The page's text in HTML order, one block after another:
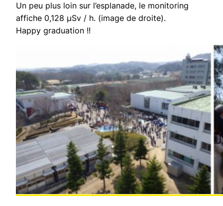
Un peu plus loin sur l’esplanade, le monitoring
affiche 0,128 μSv / h. (image de droite).
Happy graduation !!